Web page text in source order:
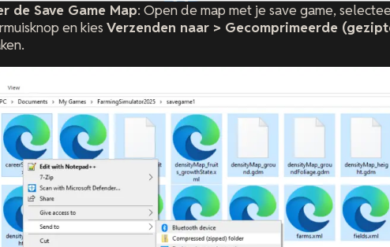
de Save Game Map: Open de map met je save game,
en kies Verzenden naar > Gecomprimeerde